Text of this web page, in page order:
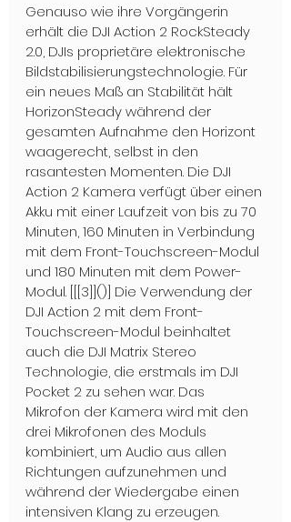
Genauso wie ihre Vorgängerin
erhält die DJI Action 2 RockSteady
2.0, DJIs proprietäre elektronische
Bildstabilisierungstechnologie. Für
ein neues Maß an Stabilität hält
HorizonSteady während der
gesamten Aufnahme den Horizont
waagerecht, selbst in den
rasantesten Momenten. Die DJI
Action 2 Kamera verfügt über einen
Akku mit einer Laufzeit von bis zu 70
Minuten, 160 Minuten in Verbindung
mit dem Front-Touchscreen-Modul
und 180 Minuten mit dem Power-
Modul. [[[3]]()] Die Verwendung der
DJI Action 2 mit dem Front-
Touchscreen-Modul beinhaltet
auch die DJI Matrix Stereo
Technologie, die erstmals im DJI
Pocket 2 zu sehen war. Das
Mikrofon der Kamera wird mit den
drei Mikrofonen des Moduls
kombiniert, um Audio aus allen
Richtungen aufzunehmen und
während der Wiedergabe einen
intensiven Klang zu erzeugen.